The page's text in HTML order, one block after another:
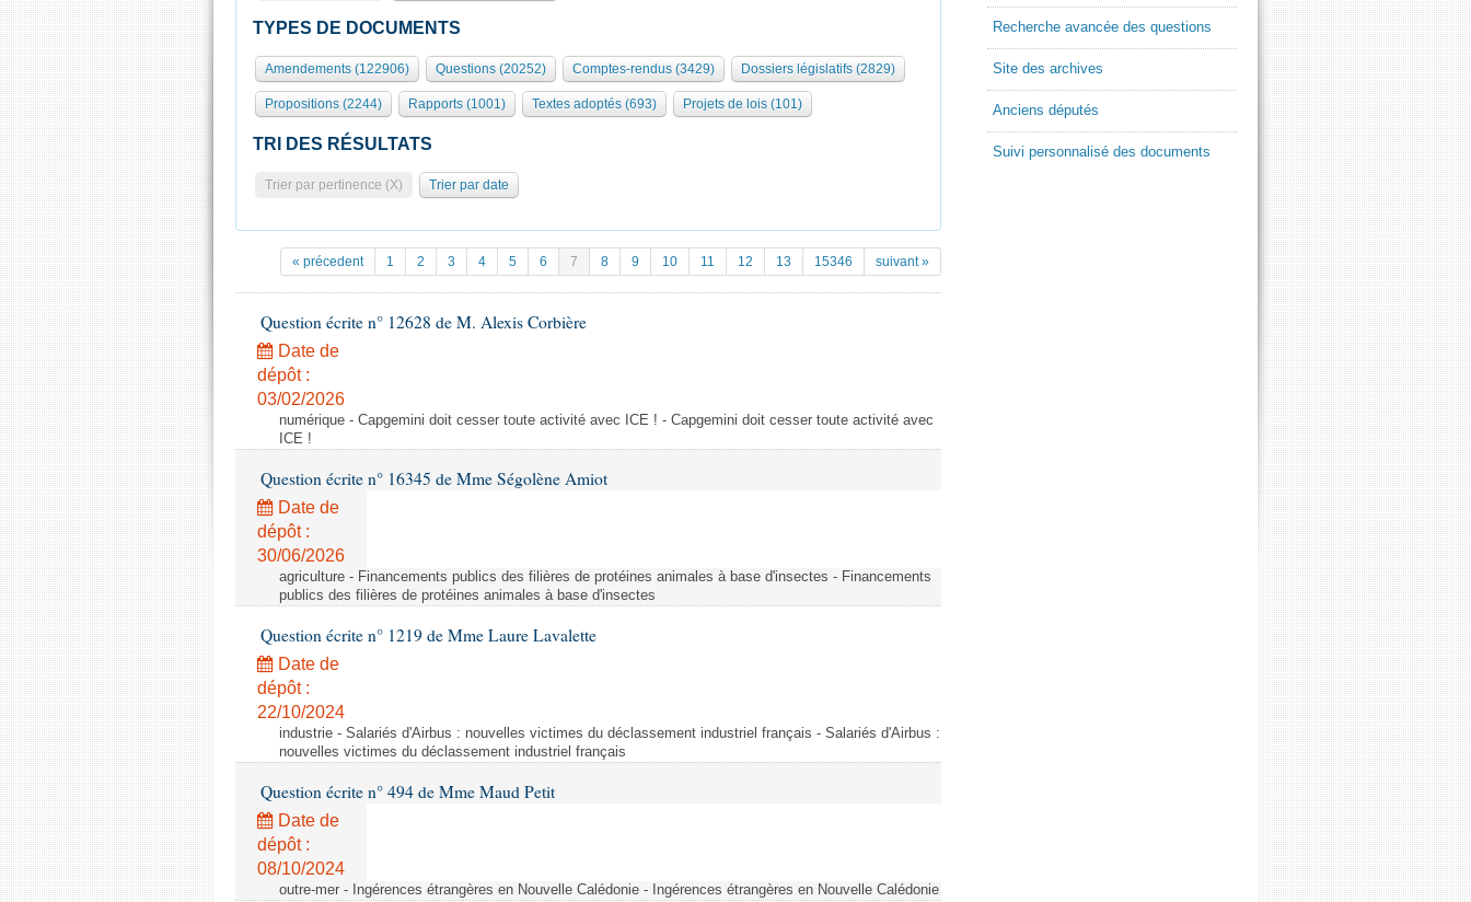
TYPES DE DOCUMENTS
Amendements (122906) Questions (20252) Comptes-rendus (3429) Dossiers législatifs (2829)
Propositions (2244) Rapports (1001) Textes adoptés (693) Projets de lois (101)
TRI DES RÉSULTATS
Trier par pertinence (X) Trier par date
« précedent 1 2 3 4 5 6 7 8 9 10 11 12 13 15346 suivant »
Question écrite n° 12628 de M. Alexis Corbière
Date de
dépôt :
03/02/2026
numérique - Capgemini doit cesser toute activité avec ICE ! - Capgemini doit cesser toute activité avec
ICE !
Question écrite n° 16345 de Mme Ségolène Amiot
Date de
dépôt :
30/06/2026
agriculture - Financements publics des filières de protéines animales à base d'insectes - Financements
publics des filières de protéines animales à base d'insectes
Question écrite n° 1219 de Mme Laure Lavalette
Date de
dépôt :
22/10/2024
industrie - Salariés d'Airbus : nouvelles victimes du déclassement industriel français - Salariés d'Airbus :
nouvelles victimes du déclassement industriel français
Question écrite n° 494 de Mme Maud Petit
Date de
dépôt :
08/10/2024
outre-mer - Ingérences étrangères en Nouvelle Calédonie - Ingérences étrangères en Nouvelle Calédonie
Recherche avancée des questions
Site des archives
Anciens députés
Suivi personnalisé des documents